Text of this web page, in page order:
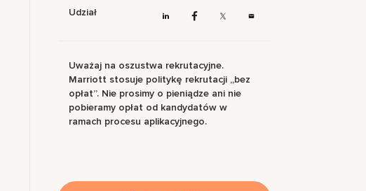
Udział
Uważaj na oszustwa rekrutacyjne.
Marriott stosuje politykę rekrutacji „bez
opłat”. Nie prosimy o pieniądze ani nie
pobieramy opłat od kandydatów w
ramach procesu aplikacyjnego.